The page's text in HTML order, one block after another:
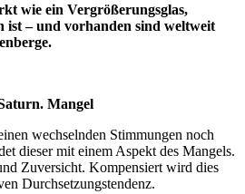
wie ein Vergrößerungsglas,
ist – und vorhanden sind weltweit
Mangel
wechselnden Stimmungen noch
dieser mit einem Aspekt des Mangels.
Zuversicht. Kompensiert wird dies
Durchsetzungstendenz.